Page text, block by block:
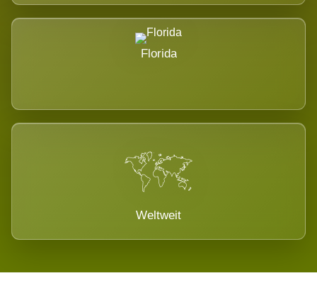
Florida
Weltweit